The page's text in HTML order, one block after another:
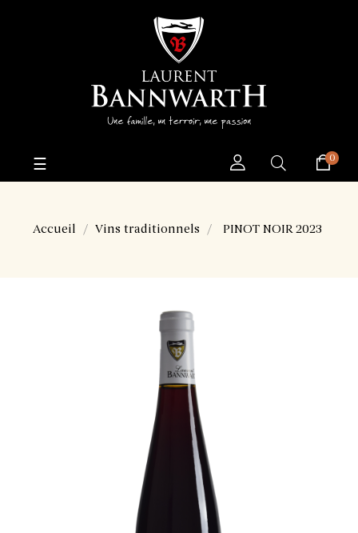
Basculer
la
☰ 0
Accueil Vins traditionnels PINOT NOIR 2023